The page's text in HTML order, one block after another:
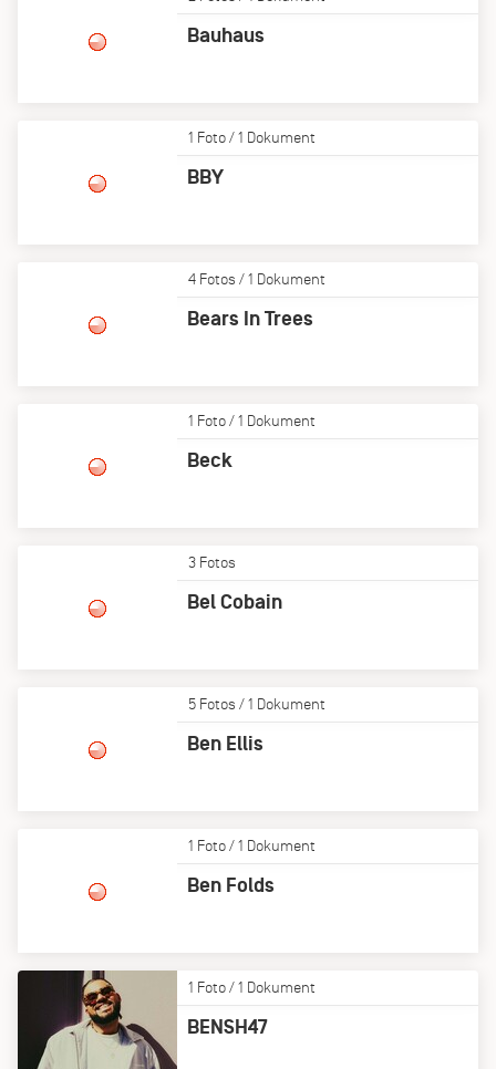
Bauhaus
1 Foto / 1 Dokument
BBY
4 Fotos / 1 Dokument
Bears In Trees
1 Foto / 1 Dokument
Beck
3 Fotos
Bel Cobain
5 Fotos / 1 Dokument
Ben Ellis
1 Foto / 1 Dokument
Ben Folds
1 Foto / 1 Dokument
BENSH47